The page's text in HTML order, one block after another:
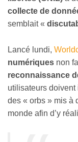
collecte de
semblait «
Lancé lundi,
numériques non
reconnaissance
utilisateurs doivent
des « orbs » mis à
monde afin d’y